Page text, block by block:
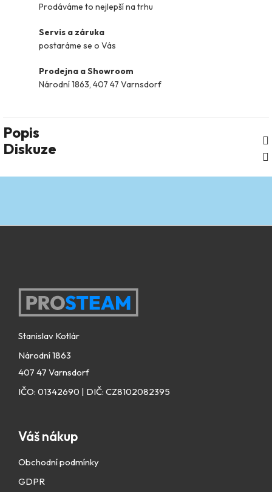
Prodáváme to nejlepší na trhu
Servis a záruka
postaráme se o Vás
Prodejna a Showroom
Národní 1863, 407 47 Varnsdorf
Popis
Diskuze
Zápatí
Stanislav Kotlár
Národní 1863
407 47 Varnsdorf
IČO: 01342690 | DIČ: CZ8102082395
Váš nákup
Obchodní podmínky
GDPR